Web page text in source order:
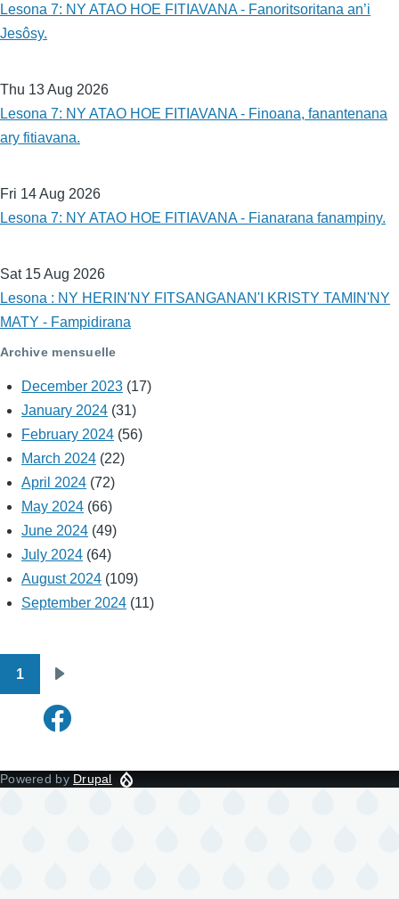
Lesona 7: NY ATAO HOE FITIAVANA - Fanoritsoritana an’i
Jesôsy.
Thu 13 Aug 2026
Lesona 7: NY ATAO HOE FITIAVANA - Finoana, fanantenana
ary fitiavana.
Fri 14 Aug 2026
Lesona 7: NY ATAO HOE FITIAVANA - Fianarana fanampiny.
Sat 15 Aug 2026
Lesona : NY HERIN'NY FITSANGANAN'I KRISTY TAMIN'NY
MATY - Fampidirana
Archive mensuelle
December 2023 (17)
January 2024 (31)
February 2024 (56)
March 2024 (22)
April 2024 (72)
May 2024 (66)
June 2024 (49)
July 2024 (64)
August 2024 (109)
September 2024 (11)
Pagination
1
page
Powered by Drupal